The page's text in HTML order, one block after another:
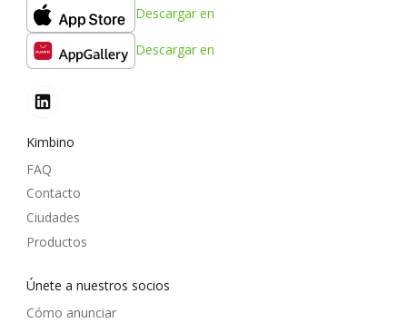
Descargar en
Descargar en
Kimbino
FAQ
Contacto
Ciudades
Productos
Únete a nuestros socios
Cómo anunciar